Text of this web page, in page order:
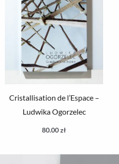
Cristallisation de l’Espace –
Ludwika Ogorzelec
80.00zł